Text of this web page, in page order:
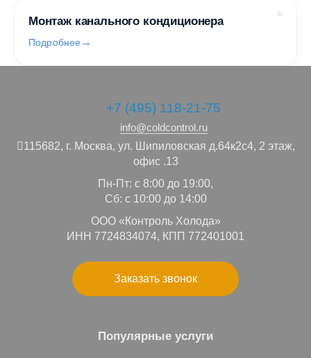
Монтаж канального кондиционера
Подробнее
+7 (495) 118-21-75
info@coldcontrol.ru
115682, г. Москва, ул. Шипиловская д.64к2с4, 2 этаж,
офис .13
Пн-Пт: с 8:00 до 19:00,
Сб: с 10:00 до 14:00
ООО «Контроль Холода»
ИНН 7724834074, КПП 772401001
Заказать звонок
Популярные услуги